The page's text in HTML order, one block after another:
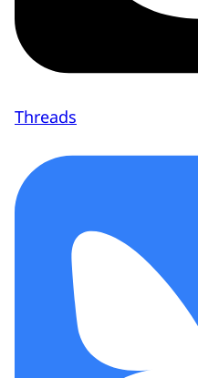
Threads